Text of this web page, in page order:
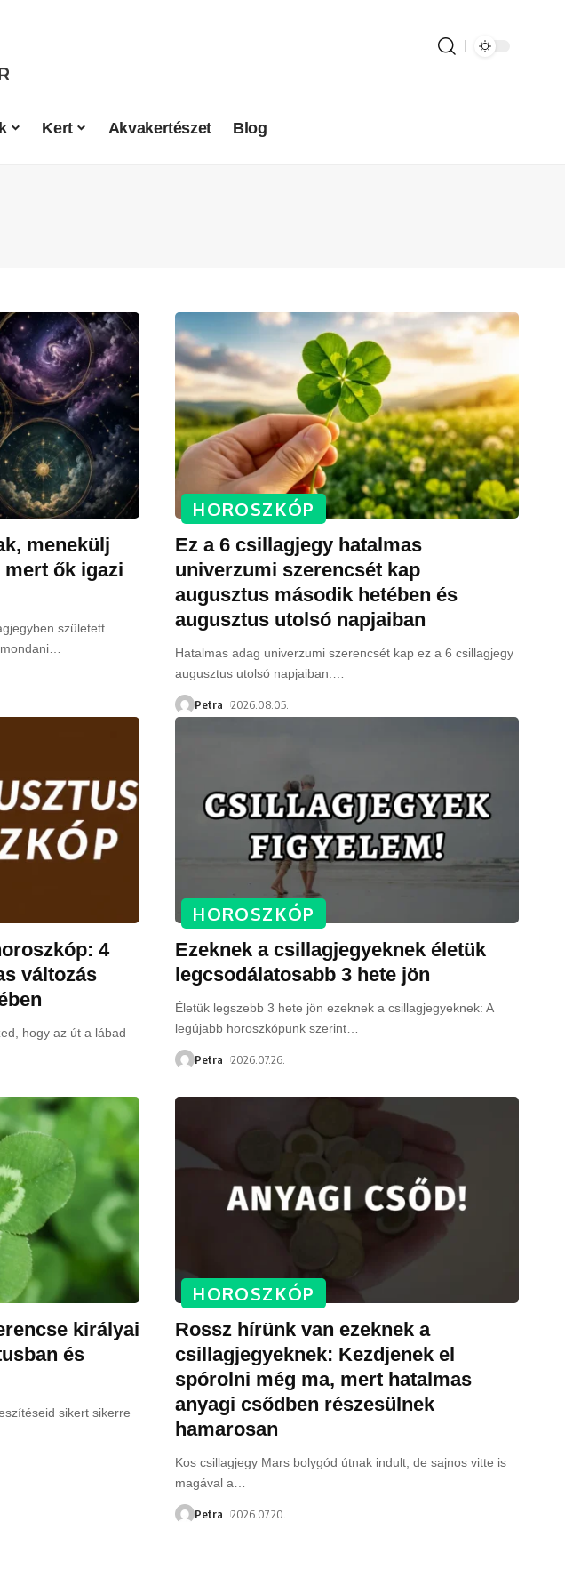
Kert Akvakertészet Blog
menekülj
ők igazi
született
…
HOROSZKÓP
Ez a 6 csillagjegy hatalmas
univerzumi szerencsét kap
augusztus második hetében és
augusztus utolsó napjaiban
Hatalmas adag univerzumi szerencsét kap ez a 6 csillagjegy
augusztus utolsó napjaiban:
Petra 2026.08.05.
4
változás
hogy az út a lábad
HOROSZKÓP
Ezeknek a csillagjegyeknek életük
legcsodálatosabb 3 hete jön
Életük legszebb 3 hete jön ezeknek a csillagjegyeknek: A
legújabb horoszkópunk szerint
Petra 2026.07.26.
királyai
és
sikert sikerre
HOROSZKÓP
Rossz hírünk van ezeknek a
csillagjegyeknek: Kezdjenek el
spórolni még ma, mert hatalmas
anyagi csődben részesülnek
hamarosan
Kos csillagjegy Mars bolygód útnak indult, de sajnos vitte is
magával a
Petra 2026.07.20.